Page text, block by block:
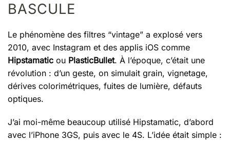
BASCULE
Le phénomène des filtres “vintage” a explosé vers
2010, avec Instagram et des applis iOS comme
Hipstamatic ou PlasticBullet. À l’époque, c’était une
révolution : d’un geste, on simulait grain, vignetage,
dérives colorimétriques, fuites de lumière, défauts
optiques.
J’ai moi-même beaucoup utilisé Hipstamatic, d’abord
avec l’iPhone 3GS, puis avec le 4S. L’idée était simple :